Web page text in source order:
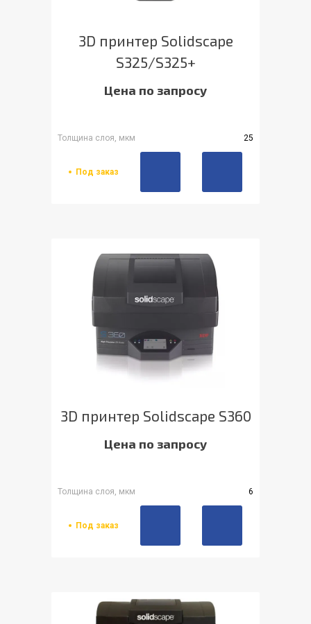
3D принтер Solidscape
S325/S325+
Цена по запросу
Толщина слоя, мкм 25
Под заказ
3D принтер Solidscape S360
Цена по запросу
Толщина слоя, мкм 6
Под заказ